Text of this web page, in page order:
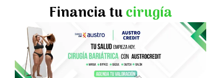
Financia tucirugía